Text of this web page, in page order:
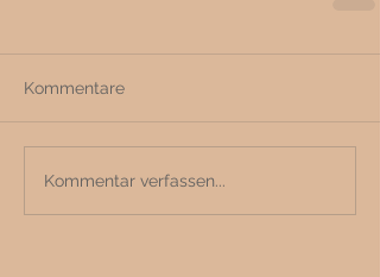
Kommentare
Kommentar verfassen...